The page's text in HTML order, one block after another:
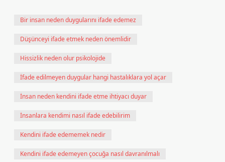
Bir insan neden duygularını ifade edemez
Düşünceyi ifade etmek neden önemlidir
Hissizlik neden olur psikolojide
İfade edilmeyen duygular hangi hastalıklara yol açar
İnsan neden kendini ifade etme ihtiyacı duyar
İnsanlara kendimi nasıl ifade edebilirim
Kendini ifade edememek nedir
Kendini ifade edemeyen çocuğa nasıl davranılmalı